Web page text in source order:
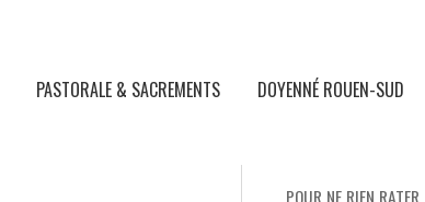
PASTORALE & SACREMENTS DOYENNÉ ROUEN-SUD
POUR NE RIEN RATER